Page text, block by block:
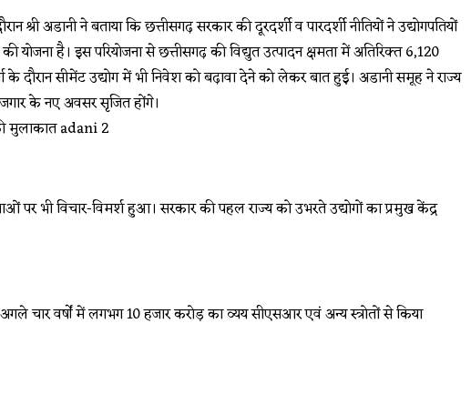
अडानी ने बताया कि छत्तीसगढ़ सरकार की दूरदर्शी व पारदर्शी नीतियों ने उद्योगपतियों
है। इस परियोजना से छत्तीसगढ़ की विद्युत उत्पादन क्षमता में अतिरिक्त 6,120
के दौरान सीमेंट उद्योग में भी निवेश को बढ़ावा देने को लेकर बात हुई। अडानी समूह ने राज्य
के नए अवसर सृजित होंगे।
पर भी विचार-विमर्श हुआ। सरकार की पहल राज्य को उभरते उद्योगों का प्रमुख केंद्र
चार वर्षों में लगभग 10 हजार करोड़ का व्यय सीएसआर एवं अन्य स्त्रोतों से किया